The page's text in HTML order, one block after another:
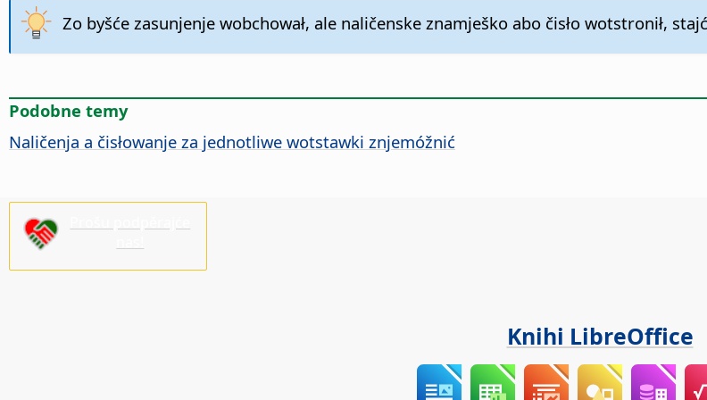
Zo byšće zasunjenje wobchował, ale naličenske znamješko abo čisło wotstronił,
Podobne temy
Naličenja a čisłowanje za jednotliwe wotstawki znjemóžnić
Knihi LibreOffice